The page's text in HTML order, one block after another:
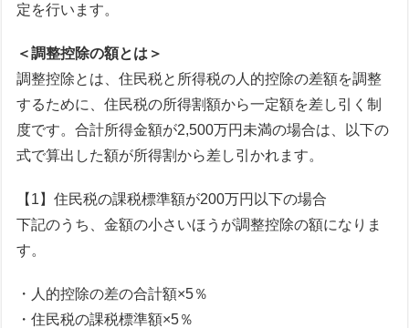
定を行います。
＜調整控除の額とは＞
調整控除とは、住民税と所得税の人的控除の差額を調整
するために、住民税の所得割額から一定額を差し引く制
度です。合計所得金額が2,500万円未満の場合は、以下の
式で算出した額が所得割から差し引かれます。
【1】住民税の課税標準額が200万円以下の場合
下記のうち、金額の小さいほうが調整控除の額になりま
す。
・人的控除の差の合計額×5％
・住民税の課税標準額×5％